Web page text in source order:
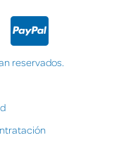
reservados.